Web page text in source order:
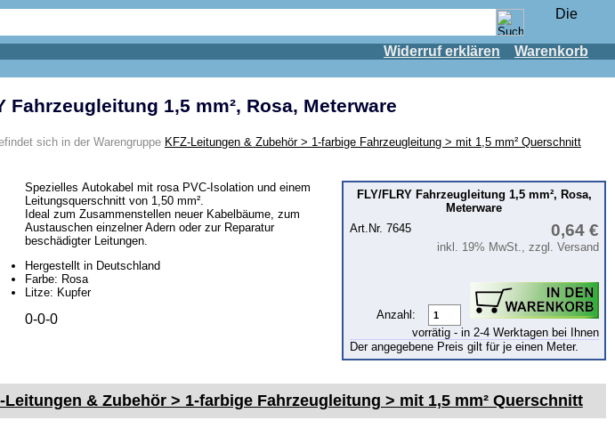
Widerruf erklären Warenkorb
Fahrzeugleitung 1,5 mm², Rosa, Meterware
sich in der Warengruppe KFZ-Leitungen & Zubehör > 1-farbige Fahrzeugleitung > mit 1,5 mm² Querschnitt
FLY/FLRY Fahrzeugleitung 1,5 mm², Rosa,
Meterware
Art.Nr. 7645
0,64 €
inkl. 19% MwSt., zzgl. Versand
Anzahl:
vorrätig - in 2-4 Werktagen bei Ihnen
Der angegebene Preis gilt für je einen Meter.
Spezielles Autokabel mit rosa PVC-Isolation und einem
Leitungsquerschnitt von 1,50 mm².
Ideal zum Zusammenstellen neuer Kabelbäume, zum
Austauschen einzelner Adern oder zur Reparatur
beschädigter Leitungen.
Hergestellt in Deutschland
Farbe: Rosa
Litze: Kupfer
0-0-0
Leitungen & Zubehör > 1-farbige Fahrzeugleitung > mit 1,5 mm² Querschnitt